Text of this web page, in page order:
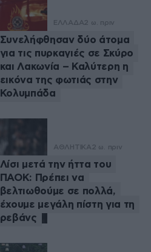
ΕΛΛΑΔΑ2 ω. πριν
Συνελήφθησαν δύο άτομα
για τις πυρκαγιές σε Σκύρο
και Λακωνία – Καλύτερη η
εικόνα της φωτιάς στην
Κολυμπάδα
ΑΘΛΗΤΙΚΑ2 ω. πριν
Λίσι μετά την ήττα του
ΠΑΟΚ: Πρέπει να
βελτιωθούμε σε πολλά,
έχουμε μεγάλη πίστη για τη
ρεβάνς